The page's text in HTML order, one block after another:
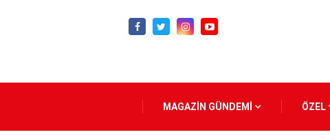
MAGAZİN GÜNDEMİ ÖZEL